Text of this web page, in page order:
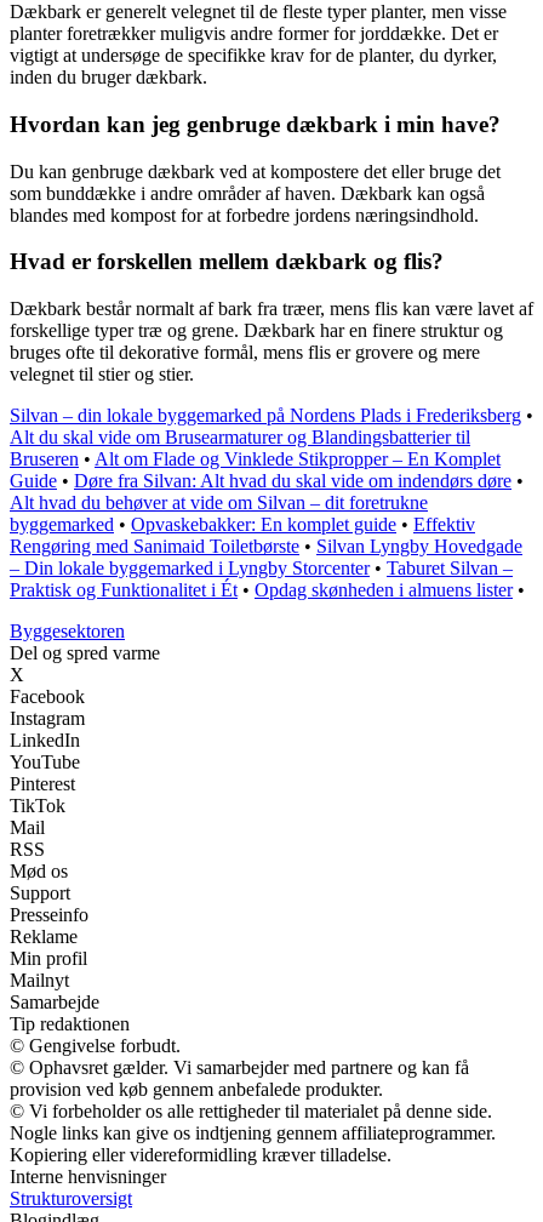
Dækbark er generelt velegnet til de fleste typer planter, men visse
planter foretrækker muligvis andre former for jorddække. Det er
vigtigt at undersøge de specifikke krav for de planter, du dyrker,
inden du bruger dækbark.
Hvordan kan jeg genbruge dækbark i min have?
Du kan genbruge dækbark ved at kompostere det eller bruge det
som bunddække i andre områder af haven. Dækbark kan også
blandes med kompost for at forbedre jordens næringsindhold.
Hvad er forskellen mellem dækbark og flis?
Dækbark består normalt af bark fra træer, mens flis kan være lavet af
forskellige typer træ og grene. Dækbark har en finere struktur og
bruges ofte til dekorative formål, mens flis er grovere og mere
velegnet til stier og stier.
Silvan – din lokale byggemarked på Nordens Plads i Frederiksberg •
Alt du skal vide om Brusearmaturer og Blandingsbatterier til
Bruseren • Alt om Flade og Vinklede Stikpropper – En Komplet
Guide • Døre fra Silvan: Alt hvad du skal vide om indendørs døre •
Alt hvad du behøver at vide om Silvan – dit foretrukne
byggemarked • Opvaskebakker: En komplet guide • Effektiv
Rengøring med Sanimaid Toiletbørste • Silvan Lyngby Hovedgade
– Din lokale byggemarked i Lyngby Storcenter• Taburet Silvan –
Praktisk og Funktionalitet i Ét • Opdag skønheden i almuens lister•
Byggesektoren
Del og spred varme
X
Facebook
Instagram
LinkedIn
YouTube
Pinterest
TikTok
Mail
RSS
Mød os
Support
Presseinfo
Reklame
Min profil
Mailnyt
Samarbejde
Tip redaktionen
© Gengivelse forbudt.
© Ophavsret gælder. Vi samarbejder med partnere og kan få
provision ved køb gennem anbefalede produkter.
© Vi forbeholder os alle rettigheder til materialet på denne side.
Nogle links kan give os indtjening gennem affiliateprogrammer.
Kopiering eller videreformidling kræver tilladelse.
Interne henvisninger
Strukturoversigt